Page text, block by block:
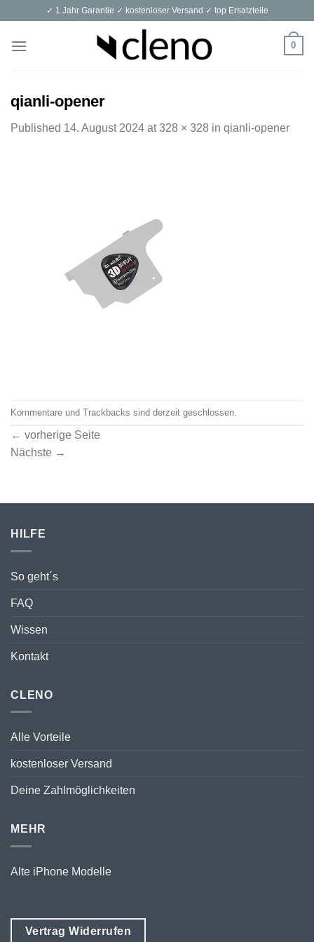
content
✓ 1 Jahr Garantie ✓ kostenloser Versand ✓ top Ersatzteile
0
qianli-opener
Published 14. August 2024 at328 × 328 in qianli-opener
Kommentare und Trackbacks sind derzeit geschlossen.
← vorherige Seite
Nächste →
HILFE
So geht´s
FAQ
Wissen
Kontakt
CLENO
Alle Vorteile
kostenloser Versand
Deine Zahlmöglichkeiten
MEHR
Alte iPhone Modelle
Vertrag Widerrufen